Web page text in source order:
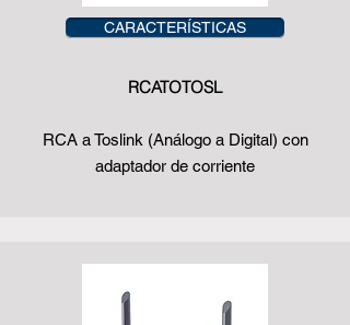
CARACTERÍSTICAS
RCATOTOSL
RCA a Toslink (Análogo a Digital) con
adaptador de corriente